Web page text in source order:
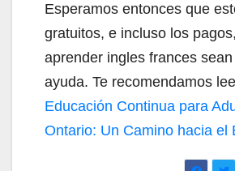
Esperamos entonces que
gratuitos, e incluso los
aprender ingles frances
ayuda. Te recomendamos
Educación Continua para
Ontario: Un Camino hacia el